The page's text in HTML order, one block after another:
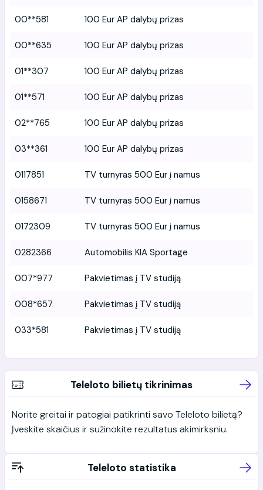
00**581 100 Eur AP dalybų prizas
00**635 100 Eur AP dalybų prizas
01**307 100 Eur AP dalybų prizas
01**571 100 Eur AP dalybų prizas
02**765 100 Eur AP dalybų prizas
03**361 100 Eur AP dalybų prizas
0117851 TV turnyras 500 Eur į namus
0158671 TV turnyras 500 Eur į namus
0172309 TV turnyras 500 Eur į namus
0282366 Automobilis KIA Sportage
007*977 Pakvietimas į TV studiją
008*657 Pakvietimas į TV studiją
033*581 Pakvietimas į TV studiją
Teleloto bilietų tikrinimas
Norite greitai ir patogiai patikrinti savo Teleloto bilietą?
Įveskite skaičius ir sužinokite rezultatus akimirksniu.
Teleloto statistika